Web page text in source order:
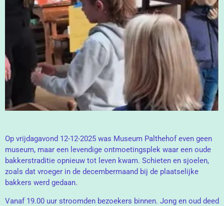
Op vrijdagavond 12-12-2025 was Museum Palthehof even geen
museum, maar een levendige ontmoetingsplek waar een oude
bakkers­traditie opnieuw tot leven kwam. Schieten en sjoelen,
zoals dat vroeger in de decembermaand bij de plaatselijke
bakkers werd gedaan.
Vanaf 19.00 uur stroomden bezoekers binnen. Jong en oud deed